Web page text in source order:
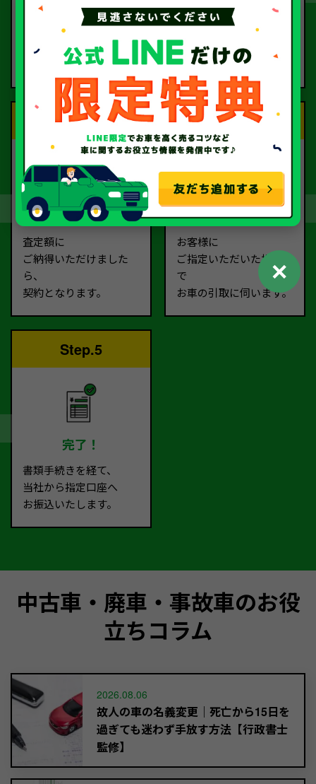
ご依頼
お電話または査定フォー
ムより
ご依頼ください。
査定
査定のプロが
お電話で回答いたしま
す。
Step.3
契約
査定額に
ご納得いただけました
ら、
契約となります。
Step.4
お引取り
お客様に
ご指定いただいた場所ま
で
お車の引取に伺います。
Step.5
完了！
書類手続きを経て、
当社から指定口座へ
お振込いたします。
中古車・廃車・事故車のお役
立ちコラム
2026.08.06
故人の車の名義変更｜死亡から15日を
過ぎても迷わず手放す方法【行政書士
監修】
✕